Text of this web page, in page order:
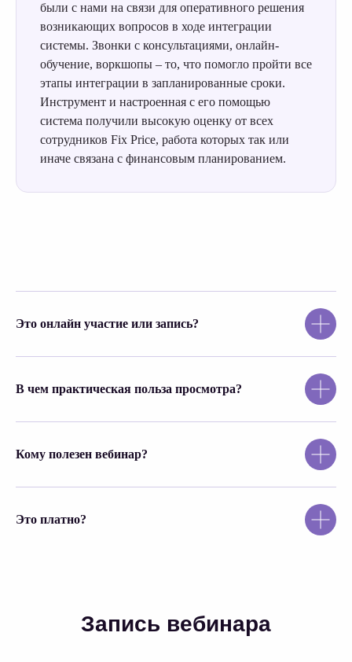
были с нами на связи для оперативного решения
возникающих вопросов в ходе интеграции
системы. Звонки с консультациями, онлайн-
обучение, воркшопы – то, что помогло пройти все
этапы интеграции в запланированные сроки.
Инструмент и настроенная с его помощью
система получили высокую оценку от всех
сотрудников Fix Price, работа которых так или
иначе связана с финансовым планированием.
Это онлайн участие или запись?
В чем практическая польза просмотра?
Кому полезен вебинар?
Это платно?